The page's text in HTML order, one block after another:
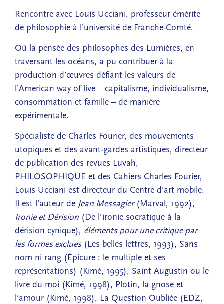
Rencontre avec Louis Ucciani, professeur émérite
de philosophie à l’université de Franche-Comté.
Où la pensée des philosophes des Lumières, en
traversant les océans, a pu contribuer à la
production d’œuvres défiant les valeurs de
l’American way of live – capitalisme, individualisme,
consommation et famille – de manière
expérimentale.
Spécialiste de Charles Fourier, des mouvements
utopiques et des avant-gardes artistiques, directeur
de publication des revues Luvah,
PHILOSOPHIQUE et des Cahiers Charles Fourier,
Louis Ucciani est directeur du Centre d’art mobile.
Il est l’auteur de Jean Messagier(Marval, 1992),
Ironie et Dérision (De l’ironie socratique à la
dérision cynique), éléments pour une critique par
les formes exclues(Les belles lettres, 1993), Sans
nom ni rang (Épicure : le multiple et ses
représentations) (Kimé, 1995), Saint Augustin ou le
livre du moi (Kimé, 1998), Plotin, la gnose et
l’amour (Kimé, 1998), La Question Oubliée (EDZ,